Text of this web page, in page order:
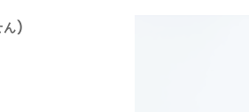
ん)